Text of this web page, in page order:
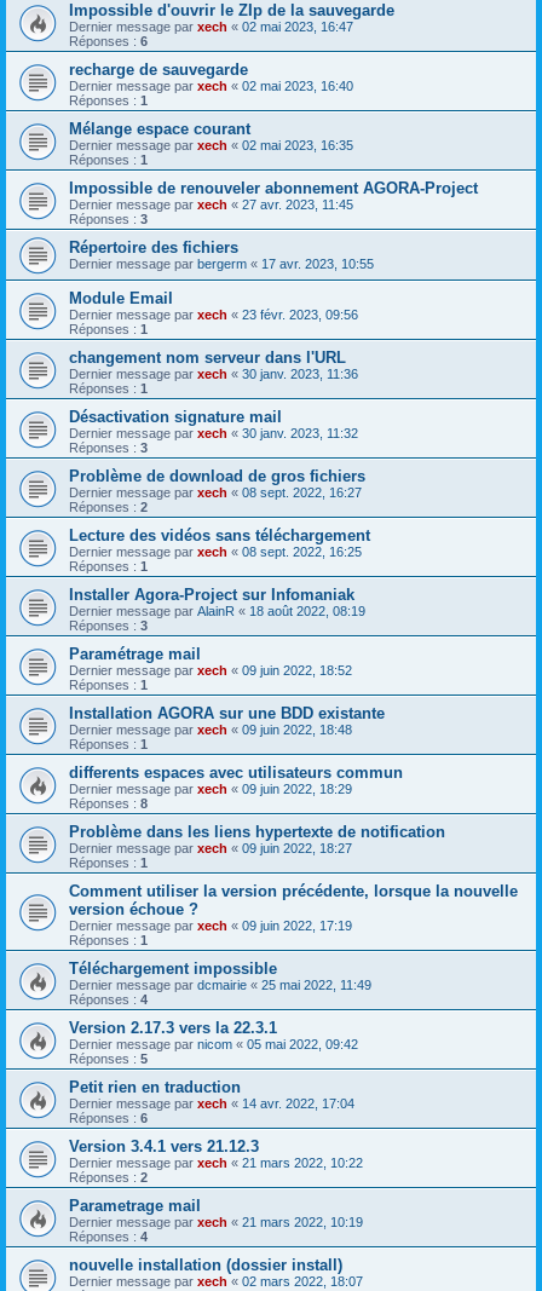
Impossible d'ouvrir le ZIp de la sauvegarde
Dernier message par xech « 02 mai 2023, 16:47
Réponses : 6
recharge de sauvegarde
Dernier message par xech « 02 mai 2023, 16:40
Réponses : 1
Mélange espace courant
Dernier message par xech « 02 mai 2023, 16:35
Réponses : 1
Impossible de renouveler abonnement AGORA-Project
Dernier message par xech « 27 avr. 2023, 11:45
Réponses : 3
Répertoire des fichiers
Dernier message par bergerm « 17 avr. 2023, 10:55
Module Email
Dernier message par xech « 23 févr. 2023, 09:56
Réponses : 1
changement nom serveur dans l'URL
Dernier message par xech « 30 janv. 2023, 11:36
Réponses : 1
Désactivation signature mail
Dernier message par xech « 30 janv. 2023, 11:32
Réponses : 3
Problème de download de gros fichiers
Dernier message par xech « 08 sept. 2022, 16:27
Réponses : 2
Lecture des vidéos sans téléchargement
Dernier message par xech « 08 sept. 2022, 16:25
Réponses : 1
Installer Agora-Project sur Infomaniak
Dernier message par AlainR « 18 août 2022, 08:19
Réponses : 3
Paramétrage mail
Dernier message par xech « 09 juin 2022, 18:52
Réponses : 1
Installation AGORA sur une BDD existante
Dernier message par xech « 09 juin 2022, 18:48
Réponses : 1
differents espaces avec utilisateurs commun
Dernier message par xech « 09 juin 2022, 18:29
Réponses : 8
Problème dans les liens hypertexte de notification
Dernier message par xech « 09 juin 2022, 18:27
Réponses : 1
Comment utiliser la version précédente, lorsque la nouvelle
version échoue ?
Dernier message par xech « 09 juin 2022, 17:19
Réponses : 1
Téléchargement impossible
Dernier message par dcmairie « 25 mai 2022, 11:49
Réponses : 4
Version 2.17.3 vers la 22.3.1
Dernier message par nicom « 05 mai 2022, 09:42
Réponses : 5
Petit rien en traduction
Dernier message par xech « 14 avr. 2022, 17:04
Réponses : 6
Version 3.4.1 vers 21.12.3
Dernier message par xech « 21 mars 2022, 10:22
Réponses : 2
Parametrage mail
Dernier message par xech « 21 mars 2022, 10:19
Réponses : 4
nouvelle installation (dossier install)
Dernier message par xech « 02 mars 2022, 18:07